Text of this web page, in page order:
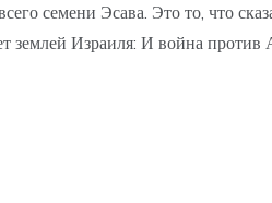
семени Эсава. Это то, что
землей Израиля: И война